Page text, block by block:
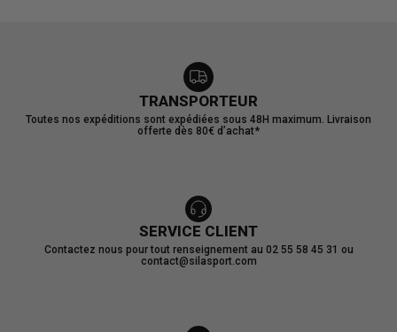
TRANSPORTEUR
Toutes nos expéditions sont expédiées sous 48H maximum. Livraison
offerte dès 80€ d’achat*
SERVICE CLIENT
Contactez nous pour tout renseignement au 02 55 58 45 31 ou
contact@silasport.com